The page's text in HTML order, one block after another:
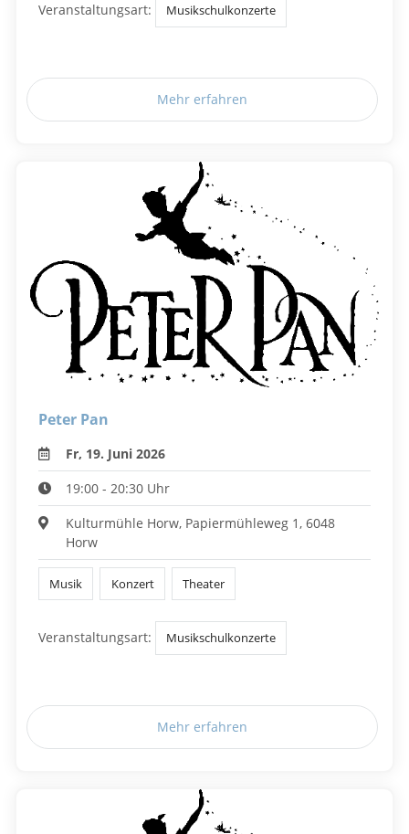
Veranstaltungsart: Musikschulkonzerte
Mehr erfahren
Peter Pan
Fr, 19. Juni 2026
19:00 - 20:30 Uhr
Kulturmühle Horw, Papiermühleweg 1, 6048
Horw
Musik Konzert Theater
Veranstaltungsart: Musikschulkonzerte
Mehr erfahren